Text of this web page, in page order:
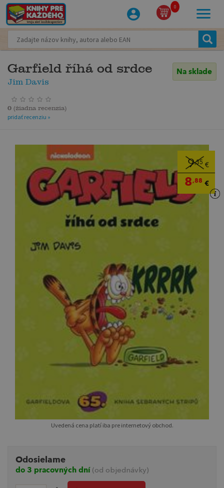
0
Garfield říhá od srdce
Jim Davis
Na sklade
0 (žiadna recenzia)
pridať recenziu »
9,35 €
8,88 €
Uvedená cena platí iba pre internetový obchod.
Odosielame
do 3 pracovných dní (od objednávky)